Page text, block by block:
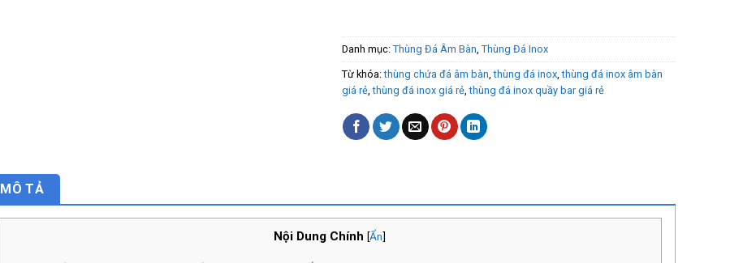
Danh mục: Thùng Đá Âm Bàn Thùng Đá Inox
Từ khóa:thùng chứa đá âm bàn ,thùng đá inox,thùng đá inox âm bàn
giá rẻ,thùng đá inox giá rẻ,thùng đá inox quầy bar giá rẻ
MÔ TẢ
Nội Dung Chính [Ẩn]